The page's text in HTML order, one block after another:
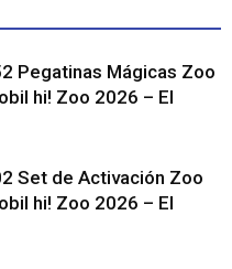
Pegatinas Mágicas Zoo
hi! Zoo 2026 – El
Set de Activación Zoo
hi! Zoo 2026 – El